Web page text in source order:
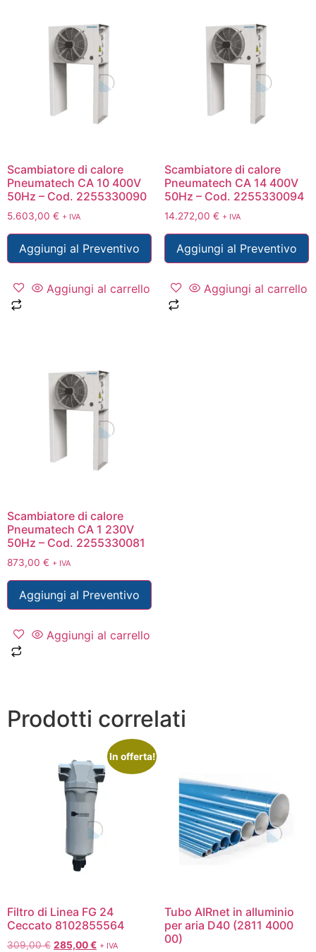
Scambiatore di calore
Pneumatech CA 10 400V
50Hz – Cod. 2255330090
5.603,00 € + IVA
Aggiungi al Preventivo
Aggiungi al carrello
Scambiatore di calore
Pneumatech CA 14 400V
50Hz – Cod. 2255330094
14.272,00 € + IVA
Aggiungi al Preventivo
Aggiungi al carrello
Scambiatore di calore
Pneumatech CA 1 230V
50Hz – Cod. 2255330081
873,00 € + IVA
Aggiungi al Preventivo
Aggiungi al carrello
Prodotti correlati
In offerta!
Filtro di Linea FG 24
Ceccato 8102855564
309,00€ 285,00€ + IVA
Tubo AIRnet in alluminio
per aria D40 (2811 4000
00)